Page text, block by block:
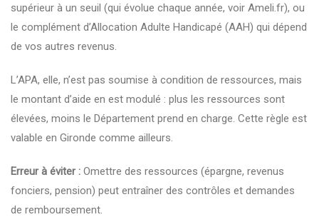
supérieur à un seuil (qui évolue chaque année, voir Ameli.fr), ou
le complément d’Allocation Adulte Handicapé (AAH) qui dépend
de vos autres revenus.
L’APA, elle, n’est pas soumise à condition de ressources, mais
le montant d’aide en est modulé : plus les ressources sont
élevées, moins le Département prend en charge. Cette règle est
valable en Gironde comme ailleurs.
Erreur à éviter : Omettre des ressources (épargne, revenus
fonciers, pension) peut entraîner des contrôles et demandes
de remboursement.